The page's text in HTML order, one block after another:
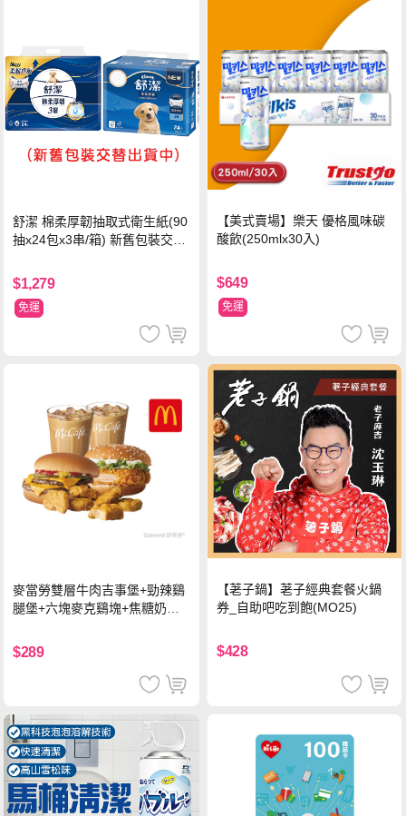
舒潔 棉柔厚韌抽取式衛生紙(90
抽x24包x3串/箱) 新舊包裝交替
$1,279
免運
【美式賣場】樂天 優格風味碳
酸飲(250mlx30入)
$649
免運
麥當勞雙層牛肉吉事堡+勁辣鷄
腿堡+六塊麥克鷄塊+焦糖奶茶
$289
【荖子鍋】荖子經典套餐火鍋
券_自助吧吃到飽(MO25)
$428